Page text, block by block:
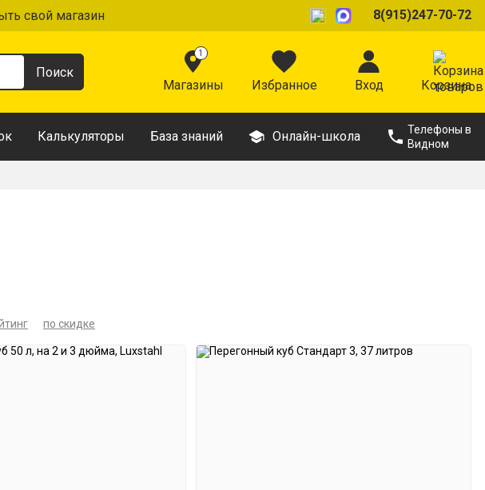
свой магазин 8(915)247-70-72
1
Магазины Избранное Вход Корзина
Калькуляторы База знаний Онлайн-школа
Телефоны в
Видном
по скидке